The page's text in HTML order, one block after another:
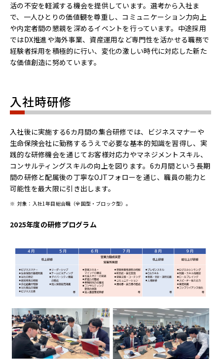
活の不安を軽減する機会を提供しています。選考から入社ま
で、一人ひとりの価値観を尊重し、コミュニケーション力向上
や内定者間の懇親を深めるイベントを行っています。中途採用
ではDX推進や海外事業、資産運用など専門性を活かせる職務で
経験者採用を積極的に行い、変化の激しい時代に対応した新た
な価値創造に努めています。
入社時研修
入社後に実施する6カ月間の集合研修では、ビジネスマナーや
生命保険会社に勤務するうえで必要な基本的知識を習得し、実
践的な研修機会を通じてお客様対応力やマネジメントスキル、
コンサルティングスキルの向上を図ります。6カ月間という長期
間の研修と配属後の丁寧なOJTフォローを通じ、職員の能力と
可能性を最大限に引き出します。
※ 対象：入社1年目総合職（全国型・ブロック型）。
2025年度の研修プログラム